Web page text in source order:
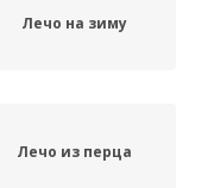
Лечо на зиму
Лечо из перца